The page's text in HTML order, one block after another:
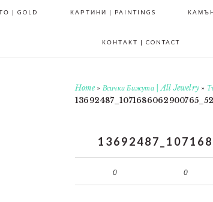
| GOLD КАРТИНИ | PAINTINGS
КОНТАКТ | CONTACT
Home» Всички Бижута | All Jewelry »
0 0